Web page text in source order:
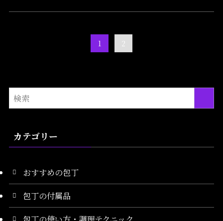
1 2
カテゴリー
おすすめの包丁
包丁の付属品